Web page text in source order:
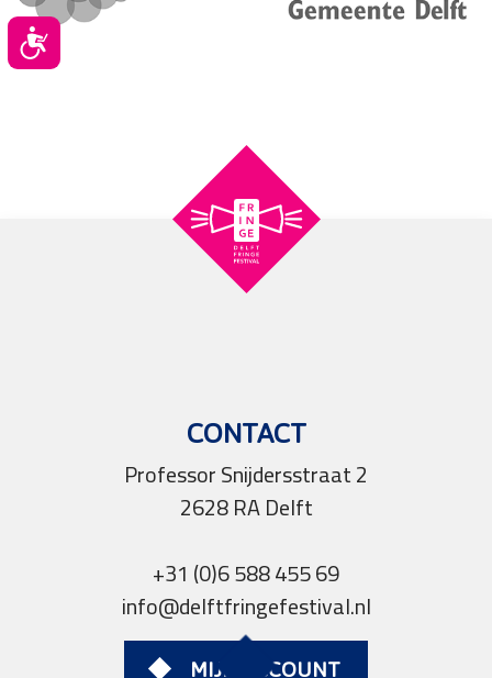
CONTACT
Professor Snijdersstraat 2
2628 RA Delft
+31 (0)6 588 455 69
info@delftfringefestival.nl
MIJN ACCOUNT